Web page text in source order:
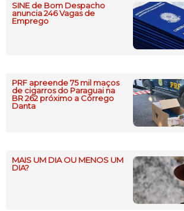
SINE de Bom Despacho
anuncia 246 Vagas de
Emprego
PRF apreende 75 mil maços
de cigarros do Paraguai na
BR 262 próximo a Córrego
Danta
MAIS UM DIA OU MENOS UM
DIA?